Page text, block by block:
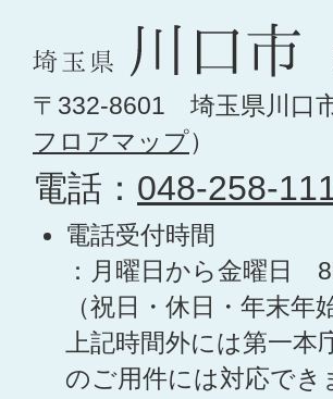
〒332-8601 埼玉県川口
フロアマップ）
電話： 048-258-
電話受付時間
：月曜日から金曜日
（祝日・休日・年末年
上記時間外には第一本
のご用件には対応でき